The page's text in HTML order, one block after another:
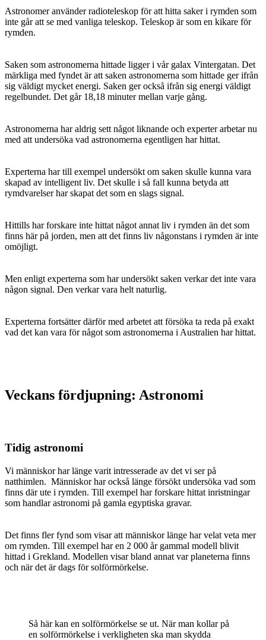
Astronomer använder radioteleskop för att hitta saker i rymden som
inte går att se med vanliga teleskop. Teleskop är som en kikare för
rymden.
Saken som astronomerna hittade ligger i vår galax Vintergatan. Det
märkliga med fyndet är att saken astronomerna som hittade ger ifrån
sig väldigt mycket energi. Saken ger också ifrån sig energi väldigt
regelbundet. Det går 18,18 minuter mellan varje gång.
Astronomerna har aldrig sett något liknande och experter arbetar nu
med att undersöka vad astronomerna egentligen har hittat.
Experterna har till exempel undersökt om saken skulle kunna vara
skapad av intelligent liv. Det skulle i så fall kunna betyda att
rymdvarelser har skapat det som en slags signal.
Hittills har forskare inte hittat något annat liv i rymden än det som
finns här på jorden, men att det finns liv någonstans i rymden är inte
omöjligt.
Men enligt experterna som har undersökt saken verkar det inte vara
någon signal. Den verkar vara helt naturlig.
Experterna fortsätter därför med arbetet att försöka ta reda på exakt
vad det kan vara för något som astronomerna i Australien har hittat.
Veckans fördjupning: Astronomi
Tidig astronomi
Vi människor har länge varit intresserade av det vi ser på
natthimlen. Människor har också länge försökt undersöka vad som
finns där ute i rymden. Till exempel har forskare hittat inristningar
som handlar astronomi på gamla egyptiska gravar.
Det finns fler fynd som visar att människor länge har velat veta mer
om rymden. Till exempel har en 2 000 år gammal modell blivit
hittad i Grekland. Modellen visar bland annat var planeterna finns
och när det är dags för solförmörkelse.
Så här kan en solförmörkelse se ut. När man kollar på
en solförmörkelse i verkligheten ska man skydda